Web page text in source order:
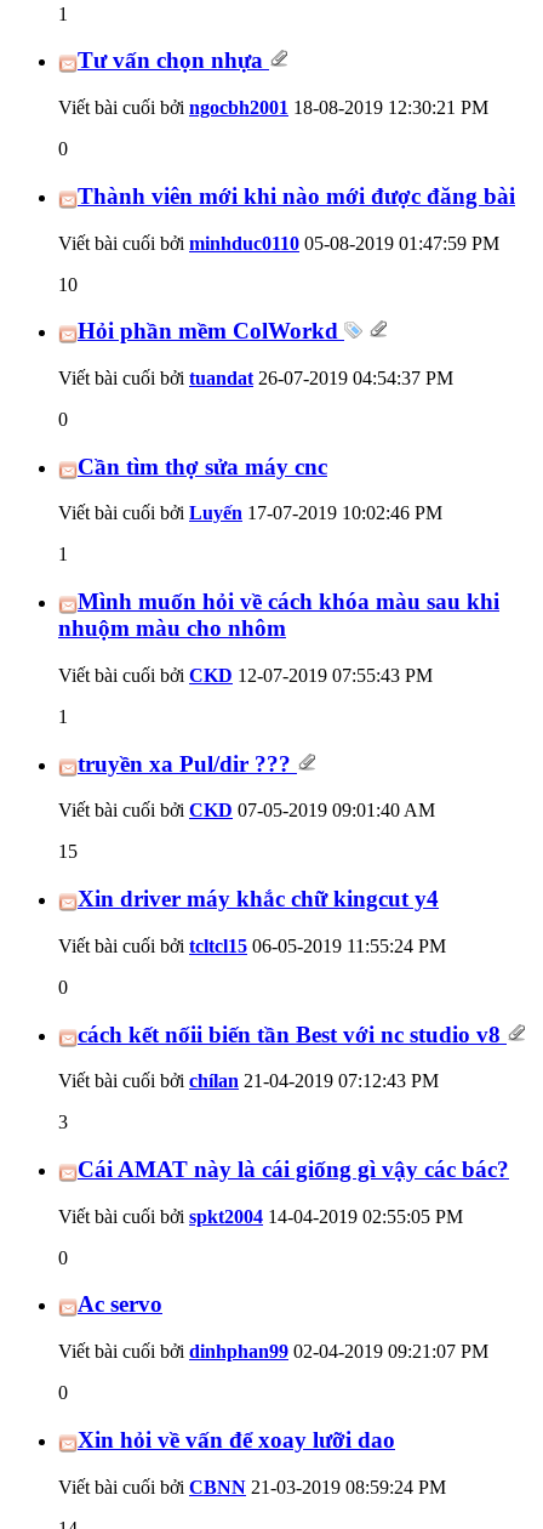
1
Tư vấn chọn nhựa
Viết bài cuối bởi ngocbh2001 18-08-2019 12:30:21 PM
0
Thành viên mới khi nào mới được đăng bài
Viết bài cuối bởi minhduc0110 05-08-2019 01:47:59 PM
10
Hỏi phần mềm ColWorkd
Viết bài cuối bởi tuandat 26-07-2019 04:54:37 PM
0
Cần tìm thợ sửa máy cnc
Viết bài cuối bởi Luyến 17-07-2019 10:02:46 PM
1
Mình muốn hỏi về cách khóa màu sau khi
nhuộm màu cho nhôm
Viết bài cuối bởi CKD 12-07-2019 07:55:43 PM
1
truyền xa Pul/dir ???
Viết bài cuối bởi CKD 07-05-2019 09:01:40 AM
15
Xin driver máy khắc chữ kingcut y4
Viết bài cuối bởi tcltcl15 06-05-2019 11:55:24 PM
0
cách kết nốii biến tần Best với nc studio v8
Viết bài cuối bởi chílan 21-04-2019 07:12:43 PM
3
Cái AMAT này là cái giống gì vậy các bác?
Viết bài cuối bởi spkt2004 14-04-2019 02:55:05 PM
0
Ac servo
Viết bài cuối bởi dinhphan99 02-04-2019 09:21:07 PM
0
Xin hỏi về vấn để xoay lưỡi dao
Viết bài cuối bởi CBNN 21-03-2019 08:59:24 PM